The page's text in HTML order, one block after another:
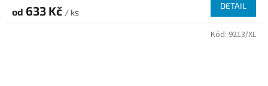
od 633 Kč / ks
DETAIL
Kód: 9213/XL